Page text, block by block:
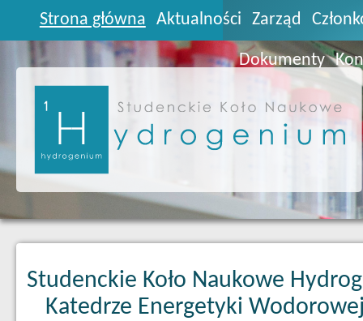
Strona główna Aktualności Zarząd
Dokumenty
Studenckie Koło Naukowe
Katedrze Energetyki